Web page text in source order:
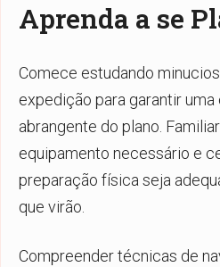
Aprenda a se
Comece estudando
expedição para garantir
abrangente do plano.
equipamento necessário e
preparação física seja
que virão.
Compreender técnicas de